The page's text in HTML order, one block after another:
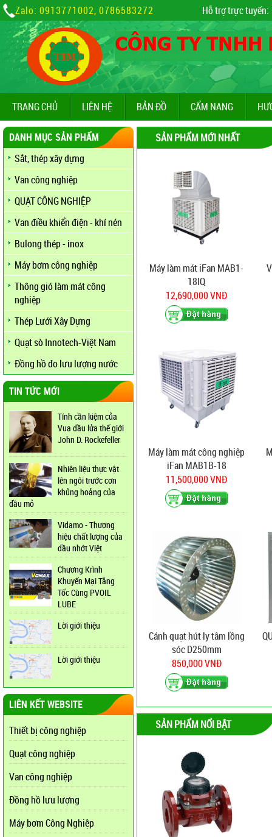
Zalo: 0913771002, 0786583272 Hỗ trợ trực tuyến:
TRANG CHỦ LIÊN HỆ BẢN ĐỒ CẨM NANG
DANH MỤC SẢN PHẨM
Sắt, thép xây dựng
Van công nghiệp
QUẠT CÔNG NGHIỆP
Van điều khiển điện - khí nén
Bulong thép - inox
Máy bơm công nghiệp
Thông gió làm mát công
nghiệp
Thép Lưới Xây Dựng
Quạt sò Innotech-Việt Nam
Đồng hồ đo lưu lượng nước
TIN TỨC MỚI
Tính cần kiệm của
Vua dầu lửa thế giới
John D. Rockefeller
Nhiên liệu thực vật
lên ngôi trước cơn
khủng hoảng của
dầu mỏ
Vidamo - Thương
hiệu chất lượng của
dầu nhớt Việt
Chương Krình
Khuyến Mại Tăng
Tốc Cùng PVOIL
LUBE
Lời giới thiệu
Lời giới thiệu
LIÊN KẾT WEBSITE
Thiết bị công nghiệp
Quạt công nghiệp
Van công nghiệp
Đồng hồ lưu lượng
Máy bơm Công Nghiệp
SẢN PHẨM MỚI NHẤT
Máy làm mát iFan MAB1-
18IQ
12,690,000 VNĐ
Máy làm mát công nghiệp
iFan MAB1B-18
11,500,000 VNĐ
Cánh quạt hút ly tâm lồng
sóc D250mm
850,000 VNĐ
SẢN PHẨM NỔI BẬT